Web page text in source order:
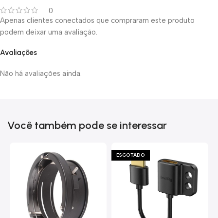
0
Avaliações
Não há avaliações ainda.
Apenas clientes conectados que compraram este produto
podem deixar uma avaliação.
Você também pode se interessar
ESGOTADO